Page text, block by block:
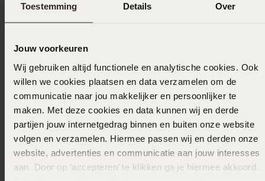
Toestemming Details Over
Jouw voorkeuren
Wij gebruiken altijd functionele en analytische cookies. Ook
willen we cookies plaatsen en data verzamelen om de
communicatie naar jou makkelijker en persoonlijker te
maken. Met deze cookies en data kunnen wij en derde
partijen jouw internetgedrag binnen en buiten onze website
volgen en verzamelen. Hiermee passen wij en derden onze
website, advertenties en communicatie aan jouw interesses
aan. Door op ‘accepteren’ te klikken ga je hiermee akkoord.
39.992000
-50% 1+1 gratis
29.9915